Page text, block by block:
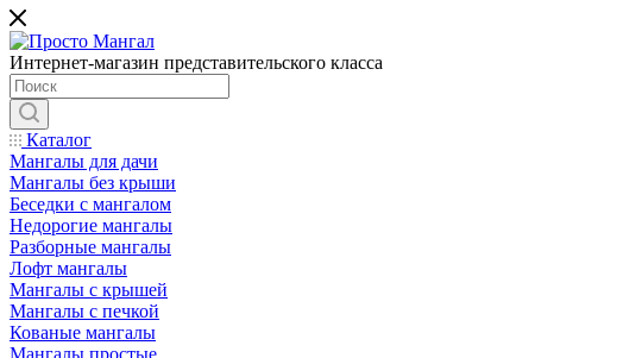
Интернет-магазин представительского класса
Каталог
Мангалы для дачи
Мангалы без крыши
Беседки с мангалом
Недорогие мангалы
Разборные мангалы
Лофт мангалы
Мангалы с крышей
Мангалы с печкой
Кованые мангалы
Мангалы простые